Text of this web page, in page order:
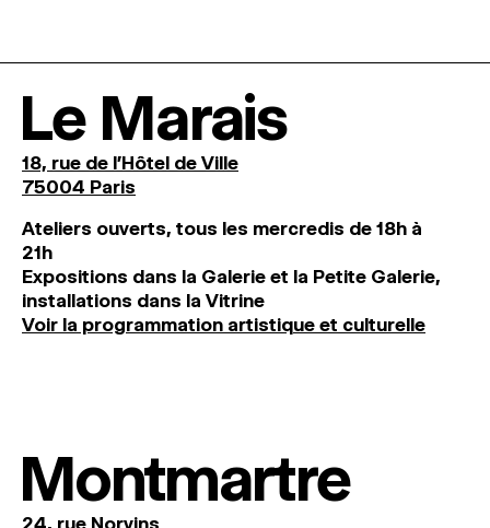
Le Marais
18, rue de l'Hôtel de Ville
75004 Paris
Ateliers ouverts, tous les mercredis de 18h à
21h
Expositions dans la Galerie et la Petite Galerie,
installations dans la Vitrine
Voir la programmation artistique et culturelle
Montmartre
24, rue Norvins